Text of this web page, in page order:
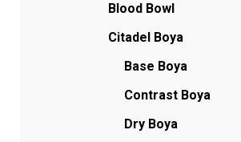
Blood Bowl
Citadel Boya
Base Boya
Contrast Boya
Dry Boya